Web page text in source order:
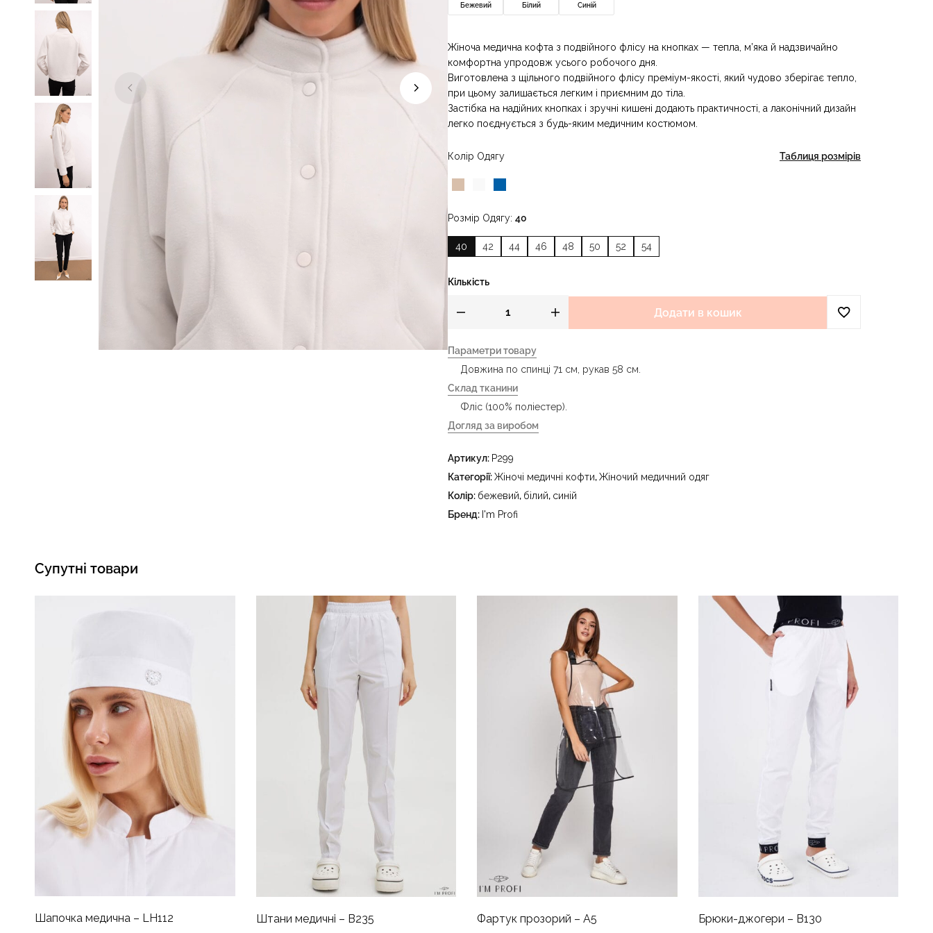
Бежевий Білий Синій
Жіноча медична кофта з подвійного флісу на кнопках — тепла, м’яка й надзвичайно
комфортна упродовж усього робочого дня.
Виготовлена з щільного подвійного флісу преміум-якості, який чудово зберігає тепло,
при цьому залишається легким і приємним до тіла.
Застібка на надійних кнопках і зручні кишені додають практичності, а лаконічний дизайн
легко поєднується з будь-яким медичним костюмом.
Колір Одягу
Розмір Одягу 40
40 42 44 46 48 50 52 54
Таблиця розмірів
Кількість
Додати в кошик
Параметри товару
Довжина по спинці 71 см, рукав 58 см.
Склад тканини
Фліс (100% поліестер).
Догляд за виробом
праски до 150 °C - не відбілювати - суха чистка з використанням
тетрахлоретилену (перхлоретилену) та вуглеводів (бензин, вайт-спірит) - сушити
в пральному барабані за температури до 40 °C
Артикул: P299
Категорії:Жіночі медичні кофти,Жіночий медичний одяг
Колір: бежевий, білий, синій
Бренд: I'm Profi
Супутні товари
Шапочка медична – LH112 Штани медичні – B235 Фартук прозорий – A5 Брюки-джогери – B130